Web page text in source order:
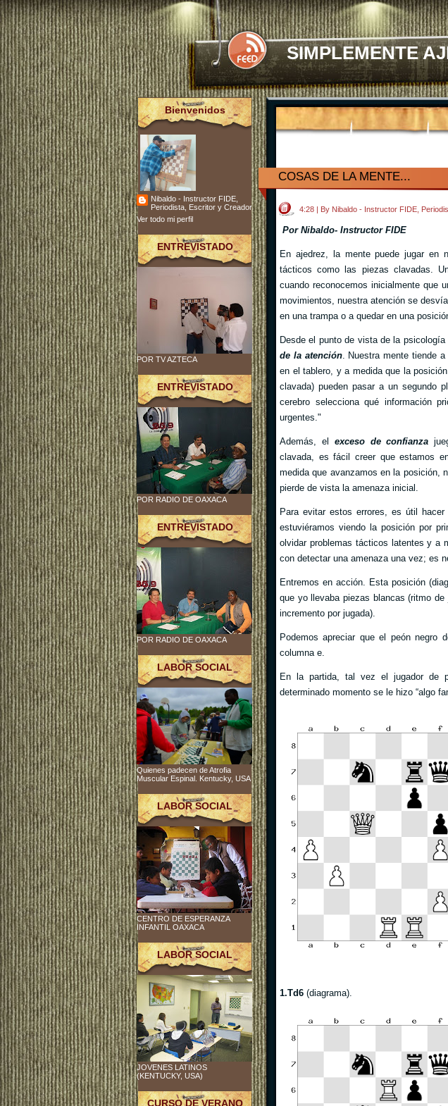
SIMPLEMENTE
COSAS DE LA MENTE...
4:28 | By Nibaldo - Instructor FIDE,
Por Nibaldo- Instructor FIDE
En ajedrez, la mente puede jugar en
tácticos como las piezas clavadas.
cuando reconocemos inicialmente que
movimientos, nuestra atención se
en una trampa o a quedar en una
Desde el punto de vista de la
de la atención. Nuestra mente tiende
en el tablero, y a medida que la
clavada) pueden pasar a un segundo
cerebro selecciona qué información
urgentes."
Además, el exceso de confianza
clavada, es fácil creer que estamos
medida que avanzamos en la posición,
pierde de vista la amenaza inicial.
Para evitar estos errores, es útil
estuviéramos viendo la posición por
olvidar problemas tácticos latentes y a
con detectar una amenaza una vez; es
Entremos en acción. Esta posición
que yo llevaba piezas blancas (ritmo
incremento por jugada).
Podemos apreciar que el peón negro
columna e.
En la partida, tal vez el jugador de
determinado momento se le hizo “algo
1.Td6 (diagrama).
Bienvenidos
Nibaldo - Instructor FIDE,
Periodista, Escritor y Creador
Ver todo mi perfil
ENTREVISTADO
POR TV AZTECA
ENTREVISTADO
POR RADIO DE OAXACA
ENTREVISTADO
POR RADIO DE OAXACA
LABOR SOCIAL
Quienes padecen de Atrofia
Muscular Espinal. Kentucky, USA
LABOR SOCIAL
CENTRO DE ESPERANZA
INFANTIL OAXACA
LABOR SOCIAL
JOVENES LATINOS
(KENTUCKY, USA)
CURSO DE VERANO